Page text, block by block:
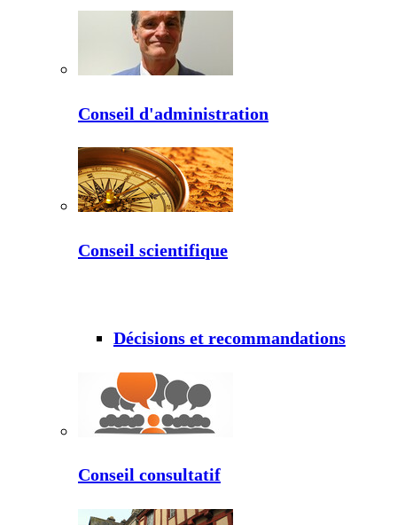
Conseil d'administration
Conseil scientifique
Décisions et recommandations
Conseil consultatif